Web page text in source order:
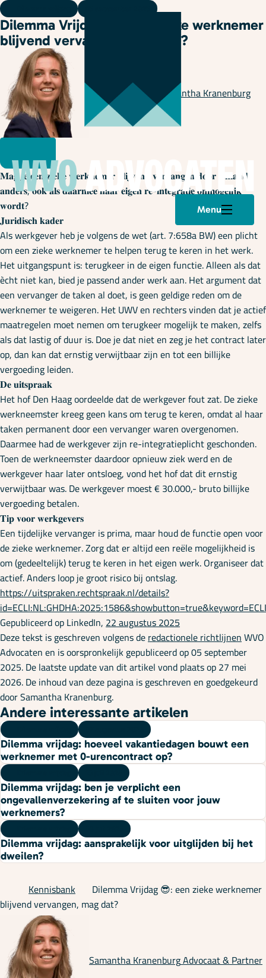
Menu
Onze specialisaties
Kennisbank
Cursussen
Podcasts
Over ons
Plan een afspraak
Dilemma Vrijdag 😎: een zieke werknemer
blijvend vervangen, mag dat?
Geschreven door Samantha Kranenburg
𝐌𝐚𝐠 𝐣𝐞 𝐞𝐞𝐧 𝐳𝐢𝐞𝐤𝐞 𝐰𝐞𝐫𝐤𝐧𝐞𝐦𝐞𝐫 𝐛𝐥𝐢𝐣𝐯𝐞𝐧𝐝 𝐯𝐞𝐫𝐯𝐚𝐧𝐠𝐞𝐧 𝐝𝐨𝐨𝐫 𝐢𝐞𝐦𝐚𝐧𝐝
𝐚𝐧𝐝𝐞𝐫𝐬, 𝐨𝐨𝐤 𝐚𝐥𝐬 𝐝𝐚𝐚𝐫𝐦𝐞𝐞 𝐡𝐚𝐚𝐫 𝐞𝐢𝐠𝐞𝐧 𝐫𝐞-𝐢𝐧𝐭𝐞𝐠𝐫𝐚𝐭𝐢𝐞 𝐨𝐧𝐦𝐨𝐠𝐞𝐥𝐢𝐣𝐤
𝐰𝐨𝐫𝐝𝐭?
𝐉𝐮𝐫𝐢𝐝𝐢𝐬𝐜𝐡 𝐤𝐚𝐝𝐞𝐫
Als werkgever heb je volgens de wet (art. 7:658a BW) een plicht
om een zieke werknemer te helpen terug te keren in het werk.
Het uitgangspunt is: terugkeer in de eigen functie. Alleen als dat
ècht niet kan, bied je passend ander werk aan. Het argument dat
een vervanger de taken al doet, is geen geldige reden om de
werknemer te weigeren. Het UWV en rechters vinden dat je actief
maatregelen moet nemen om terugkeer mogelijk te maken, zelfs
als dat lastig of duur is. Doe je dat niet en zeg je het contract later
op, dan kan dat ernstig verwijtbaar zijn en tot een billijke
vergoeding leiden.
𝐃𝐞 𝐮𝐢𝐭𝐬𝐩𝐫𝐚𝐚𝐤
Het hof Den Haag oordeelde dat de werkgever fout zat. De zieke
werkneemster kreeg geen kans om terug te keren, omdat al haar
taken permanent door een vervanger waren overgenomen.
Daarmee had de werkgever zijn re-integratieplicht geschonden.
Toen de werkneemster daardoor opnieuw ziek werd en de
werkgever haar later ontsloeg, vond het hof dat dit ernstig
verwijtbaar was. De werkgever moest € 30.000,- bruto billijke
vergoeding betalen.
𝐓𝐢𝐩 𝐯𝐨𝐨𝐫 𝐰𝐞𝐫𝐤𝐠𝐞𝐯𝐞𝐫𝐬
Een tijdelijke vervanger is prima, maar houd de functie open voor
de zieke werknemer. Zorg dat er altijd een reële mogelijkheid is
om (gedeeltelijk) terug te keren in het eigen werk. Organiseer dat
actief. Anders loop je groot risico bij ontslag.
https://uitspraken.rechtspraak.nl/details?
Gepubliceerd op LinkedIn,22 augustus 2025
Deze tekst is geschreven volgens deredactionele richtlijnenWVO
Advocaten en is oorspronkelijk gepubliceerd op 05 september
2025. De laatste update van dit artikel vond plaats op 27 mei
2026. De inhoud van deze pagina is geschreven en goedgekeurd
door Samantha Kranenburg.
Andere interessante artikelen
Dilemma vrijdag: hoeveel vakantiedagen bouwt een
werknemer met 0-urencontract op?
Dilemma vrijdag: ben je verplicht een
ongevallenverzekering af te sluiten voor jouw
werknemers?
Dilemma vrijdag: aansprakelijk voor uitglijden bij het
dweilen?
Kennisbank
Dilemma Vrijdag 😎: een zieke werknemer
blijvend vervangen, mag dat?
Samantha KranenburgAdvocaat & Partner